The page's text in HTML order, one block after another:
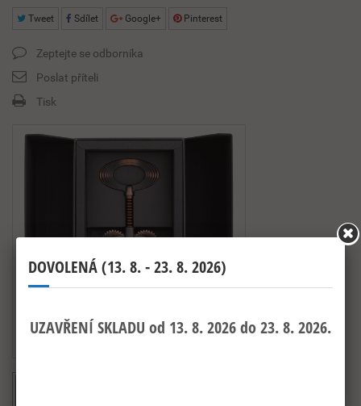
Tweet Sdílet Google+ Pinterest
Zeptejte se odborníka
Poslat příteli
Tisk